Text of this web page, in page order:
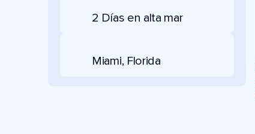
2 Días en alta mar
Miami, Florida